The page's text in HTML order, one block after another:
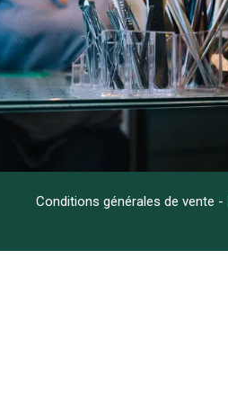
Conditions générales de vente -